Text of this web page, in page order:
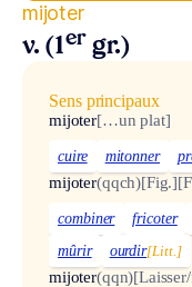
mijoter
v. (1er gr.)
Sens principaux
mijoter[…un plat]
cuire mitonner
mijoter(qqch)[Fig.]
combiner fricoter
mûrir
ourdir[Litt.]
mijoter(qqn)